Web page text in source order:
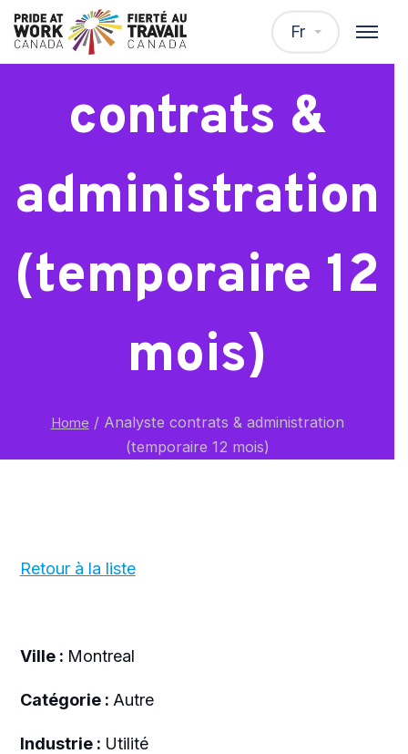
Fr
Analyste
contrats &
administration
(temporaire 12
mois)
Home /Analyste contrats & administration
(temporaire 12 mois)
Retour à la liste
Ville : Montreal
Catégorie : Autre
Industrie : Utilité